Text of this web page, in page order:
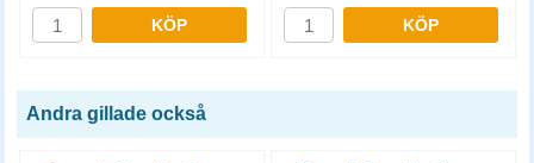
KÖP KÖP
Andra gillade också